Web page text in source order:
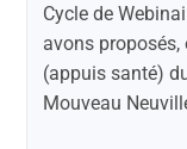
Cycle de
avons
(appuis santé)
Mouveau